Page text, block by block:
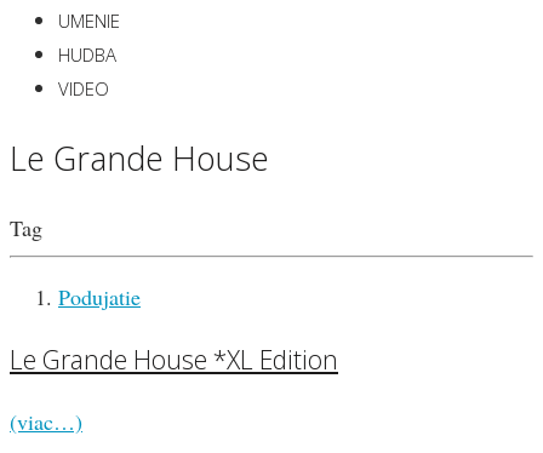
UMENIE
HUDBA
VIDEO
Le Grande House
Tag
Podujatie
Le Grande House *XL Edition
(viac…)